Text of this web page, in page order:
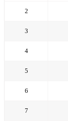
2
3
4
5
6
7